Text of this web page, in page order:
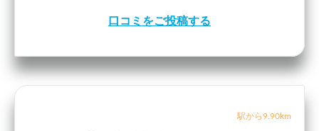
口コミをご投稿する
駅から9.90km